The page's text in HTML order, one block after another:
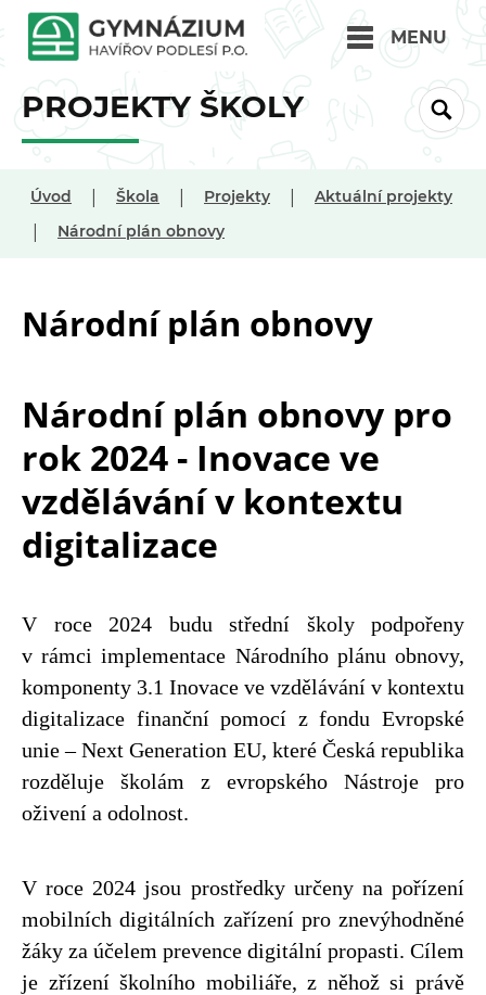
MENU
PROJEKTY ŠKOLY
Úvod | Škola | Projekty | Aktuální projekty
| Národní plán obnovy
Národní plán obnovy
Národní plán obnovy pro
rok 2024 - Inovace ve
vzdělávání v kontextu
digitalizace
V roce 2024 budu střední školy podpořeny
v rámci implementace Národního plánu obnovy,
komponenty 3.1 Inovace ve vzdělávání v kontextu
digitalizace finanční pomocí z fondu Evropské
unie – Next Generation EU, které Česká republika
rozděluje školám z evropského Nástroje pro
oživení a odolnost.
V roce 2024 jsou prostředky určeny na pořízení
mobilních digitálních zařízení pro znevýhodněné
žáky za účelem prevence digitální propasti. Cílem
je zřízení školního mobiliáře, z něhož si právě